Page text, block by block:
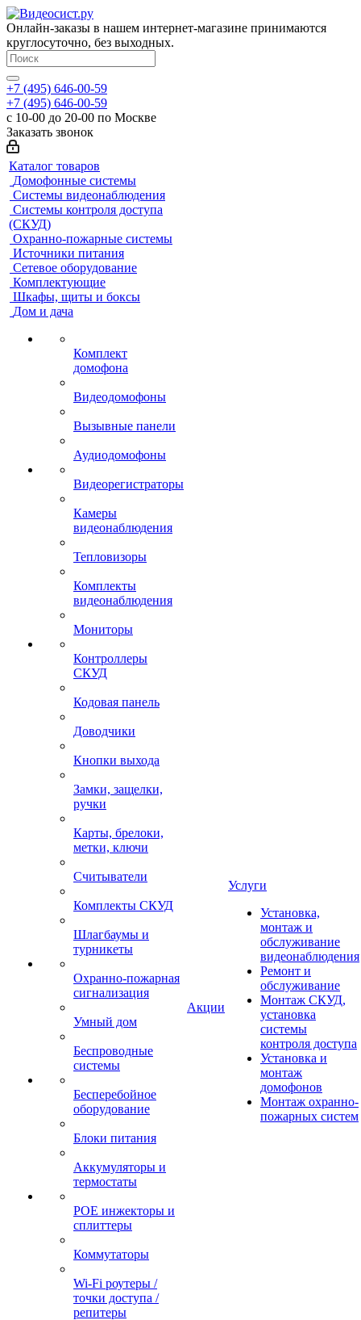
Онлайн-заказы в нашем интернет-магазине принимаются
круглосуточно, без выходных.
+7 (495) 646-00-59
+7 (495) 646-00-59
с 10-00 до 20-00 по Москве
Заказать звонок
Каталог товаров
Домофонные системы
Системы видеонаблюдения
Системы контроля доступа
(СКУД)
Охранно-пожарные системы
Источники питания
Сетевое оборудование
Комплектующие
Шкафы, щиты и боксы
Дом и дача
Комплект
домофона
Видеодомофоны
Вызывные панели
Аудиодомофоны
Видеорегистраторы
Камеры
видеонаблюдения
Тепловизоры
Комплекты
видеонаблюдения
Мониторы
Контроллеры
СКУД
Кодовая панель
Доводчики
Кнопки выхода
Замки, защелки,
ручки
Карты, брелоки,
метки, ключи
Считыватели
Комплекты СКУД
Шлагбаумы и
турникеты
Охранно-пожарная
сигнализация
Умный дом
Беспроводные
системы
Бесперебойное
оборудование
Блоки питания
Аккумуляторы и
термостаты
POE инжекторы и
сплиттеры
Коммутаторы
Wi-Fi роутеры /
точки доступа /
репитеры
Акции
Услуги
Установка,
монтаж и
обслуживание
видеонаблюдения
Ремонт и
обслуживание
Монтаж СКУД,
установка
системы
контроля доступа
Установка и
монтаж
домофонов
Монтаж охранно-
пожарных систем